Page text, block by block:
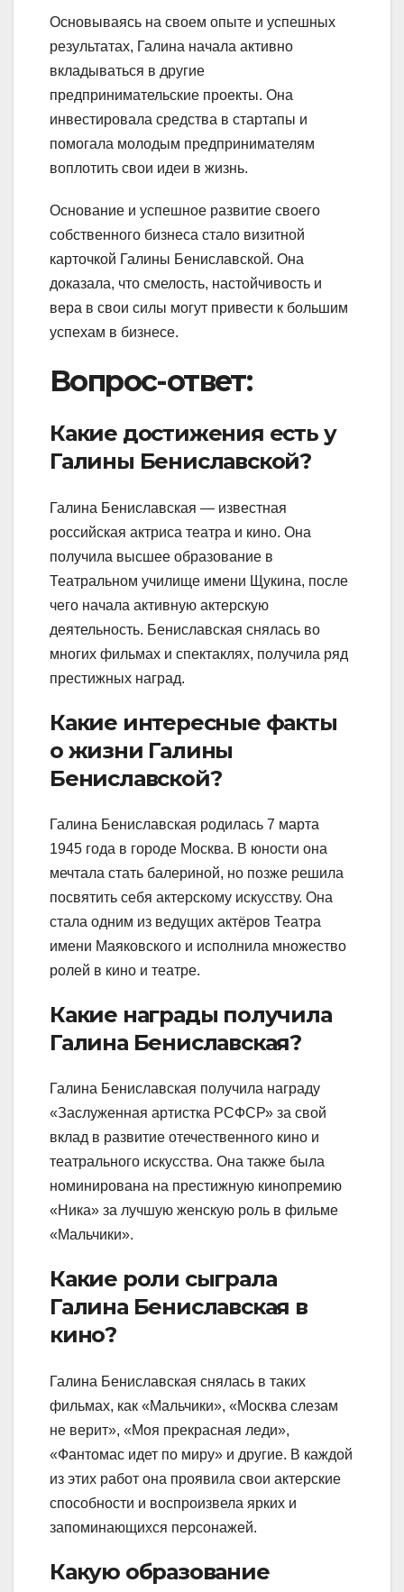
Основываясь на своем опыте и успешных
результатах, Галина начала активно
вкладываться в другие
предпринимательские проекты. Она
инвестировала средства в стартапы и
помогала молодым предпринимателям
воплотить свои идеи в жизнь.
Основание и успешное развитие своего
собственного бизнеса стало визитной
карточкой Галины Бениславской. Она
доказала, что смелость, настойчивость и
вера в свои силы могут привести к большим
успехам в бизнесе.
Вопрос-ответ:
Какие достижения есть у
Галины Бениславской?
Галина Бениславская — известная
российская актриса театра и кино. Она
получила высшее образование в
Театральном училище имени Щукина, после
чего начала активную актерскую
деятельность. Бениславская снялась во
многих фильмах и спектаклях, получила ряд
престижных наград.
Какие интересные факты
о жизни Галины
Бениславской?
Галина Бениславская родилась 7 марта
1945 года в городе Москва. В юности она
мечтала стать балериной, но позже решила
посвятить себя актерскому искусству. Она
стала одним из ведущих актёров Театра
имени Маяковского и исполнила множество
ролей в кино и театре.
Какие награды получила
Галина Бениславская?
Галина Бениславская получила награду
«Заслуженная артистка РСФСР» за свой
вклад в развитие отечественного кино и
театрального искусства. Она также была
номинирована на престижную кинопремию
«Ника» за лучшую женскую роль в фильме
«Мальчики».
Какие роли сыграла
Галина Бениславская в
кино?
Галина Бениславская снялась в таких
фильмах, как «Мальчики», «Москва слезам
не верит», «Моя прекрасная леди»,
«Фантомас идет по миру» и другие. В каждой
из этих работ она проявила свои актерские
способности и воспроизвела ярких и
запоминающихся персонажей.
Какую образование